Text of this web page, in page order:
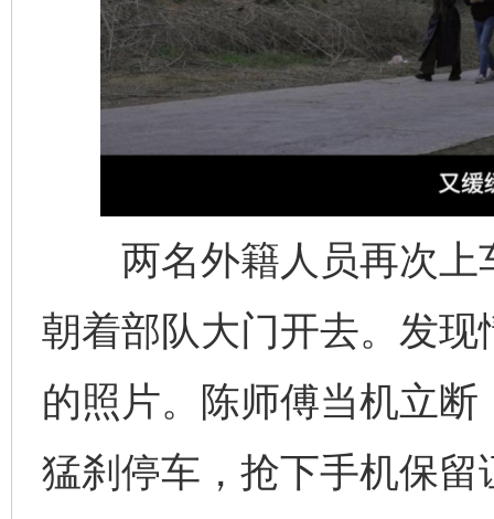
两名外籍人员再次上
朝着部队大门开去。发
的照片。陈师傅当机立
猛刹停车，抢下手机保